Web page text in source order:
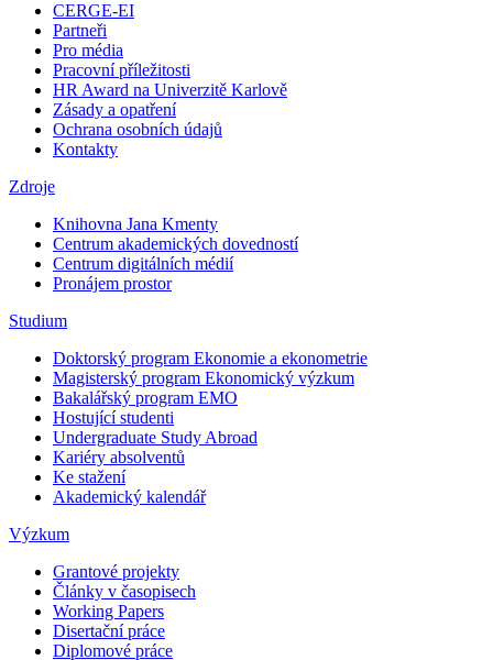
CERGE-EI
Partneři
Pro média
Pracovní příležitosti
HR Award na Univerzitě Karlově
Zásady a opatření
Ochrana osobních údajů
Kontakty
Zdroje
Knihovna Jana Kmenty
Centrum akademických dovedností
Centrum digitálních médií
Pronájem prostor
Studium
Doktorský program Ekonomie a ekonometrie
Magisterský program Ekonomický výzkum
Bakalářský program EMO
Hostující studenti
Undergraduate Study Abroad
Kariéry absolventů
Ke stažení
Akademický kalendář
Výzkum
Grantové projekty
Články v časopisech
Working Papers
Disertační práce
Diplomové práce